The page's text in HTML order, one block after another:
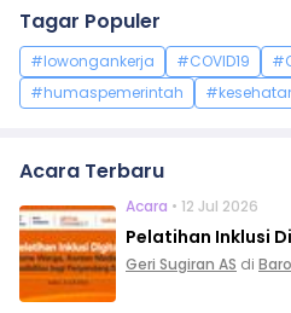
Tagar Populer
#lowongankerja #COVID19
#humaspemerintah
Acara Terbaru
Acara • 12 Jul 2026
Pelatihan Inklusi
Geri Sugiran AS di